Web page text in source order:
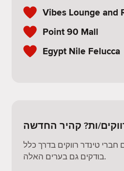
Vibes Lounge and
Point 90 Mall
Egypt Nile Felucca
ות? קהיר החדשה
טינדר רווקים בדרך כלל
בודקים גם בערים האלה.